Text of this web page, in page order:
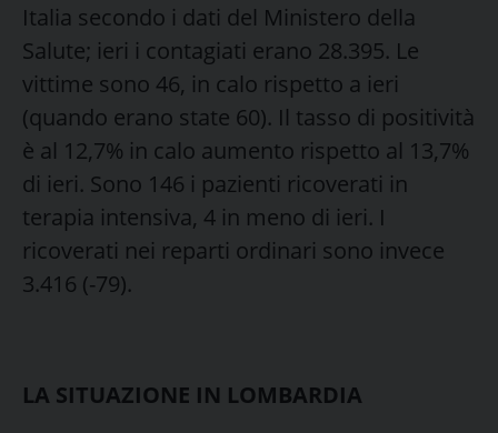
Italia secondo i dati del Ministero della
Salute; ieri i contagiati erano 28.395. Le
vittime sono 46, in calo rispetto a ieri
(quando erano state 60). Il tasso di positività
è al 12,7% in calo aumento rispetto al 13,7%
di ieri. Sono 146 i pazienti ricoverati in
terapia intensiva, 4 in meno di ieri. I
ricoverati nei reparti ordinari sono invece
3.416 (-79).
LA SITUAZIONE IN LOMBARDIA